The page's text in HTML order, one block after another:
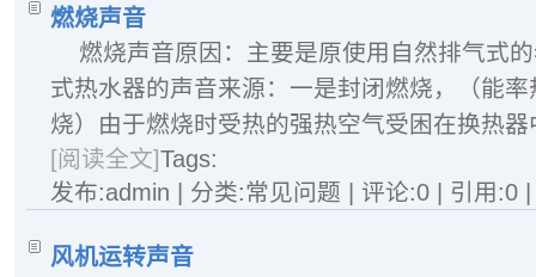
燃烧声音
燃烧声音原因：主要是原使用自然排气式
式热水器的声音来源：一是封闭燃烧，（能
烧）由于燃烧时受热的强热空气受困在换热
[阅读全文]Tags:
发布:admin | 分类:常见问题 | 评论:0 | 引用:0
风机运转声音